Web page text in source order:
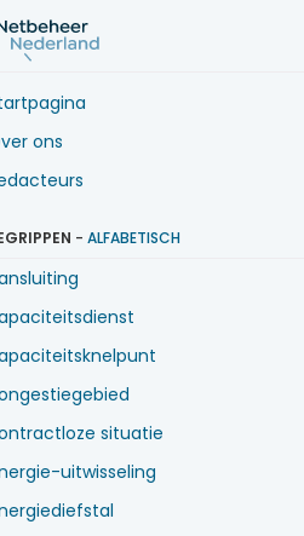
ons
- ALFABETISCH
situatie
uitwisseling